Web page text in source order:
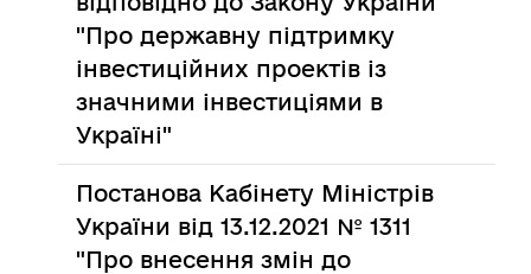
"Про державну підтримку
інвестиційних проектів із
значними інвестиціями в
Україні"
Постанова Кабінету Міністрів
України від 13.12.2021 № 1311
"Про внесення змін до